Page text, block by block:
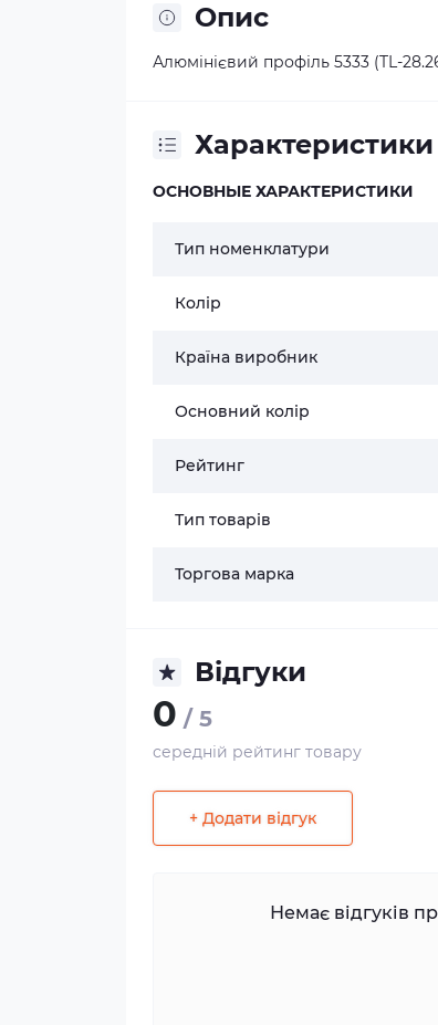
Опис
Алюмінієвий профіль 5333 (TL-
Характеристики
ОСНОВНЫЕ ХАРАКТЕРИСТИКИ
Тип номенклатури
Колір
Країна виробник
Основний колір
Рейтинг
Тип товарів
Торгова марка
Відгуки
0 / 5
середній рейтинг товару
+ Додати відгук
Немає відгуків